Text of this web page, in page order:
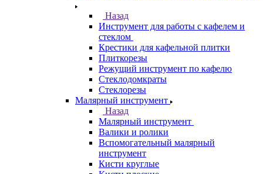
Назад
Инструмент для работы с кафелем и
стеклом
Крестики для кафельной плитки
Плиткорезы
Режущий инструмент по кафелю
Стеклодомкраты
Стеклорезы
Малярный инструмент
Назад
Малярный инструмент
Валики и ролики
Вспомогательный малярный
инструмент
Кисти круглые